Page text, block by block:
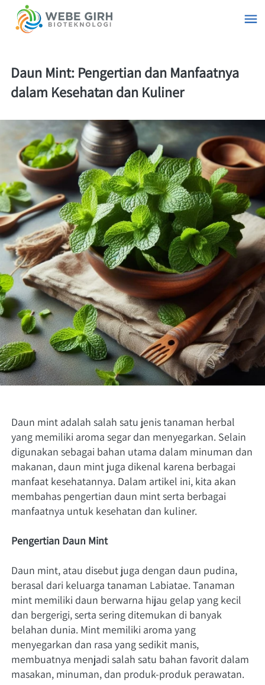
Daun Mint: Pengertian dan Manfaatnya
dalam Kesehatan dan Kuliner
Daun mint adalah salah satu jenis tanaman herbal
yang memiliki aroma segar dan menyegarkan. Selain
digunakan sebagai bahan utama dalam minuman dan
makanan, daun mint juga dikenal karena berbagai
manfaat kesehatannya. Dalam artikel ini, kita akan
membahas pengertian daun mint serta berbagai
manfaatnya untuk kesehatan dan kuliner.
Pengertian Daun Mint
Daun mint, atau disebut juga dengan daun pudina,
berasal dari keluarga tanaman Labiatae. Tanaman
mint memiliki daun berwarna hijau gelap yang kecil
dan bergerigi, serta sering ditemukan di banyak
belahan dunia. Mint memiliki aroma yang
menyegarkan dan rasa yang sedikit manis,
membuatnya menjadi salah satu bahan favorit dalam
masakan, minuman, dan produk-produk perawatan.